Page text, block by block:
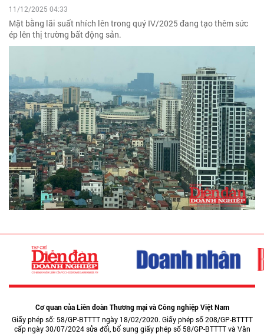
11/12/2025 04:33
Mặt bằng lãi suất nhích lên trong quý IV/2025 đang tạo thêm sức
ép lên thị trường bất động sản.
Cơ quan của Liên đoàn Thương mại và Công nghiệp Việt Nam
Giấy phép số: 58/GP-BTTTT ngày 18/02/2020. Giấy phép số 208/GP-BTTTT
cấp ngày 30/07/2024 sửa đổi, bổ sung giấy phép số 58/GP-BTTTT và Văn